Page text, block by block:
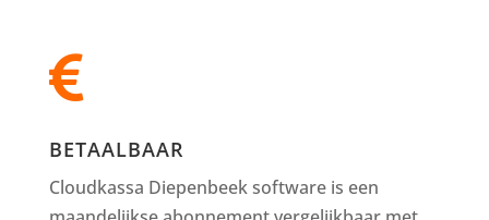

BETAALBAAR
Cloudkassa Diepenbeek software is een